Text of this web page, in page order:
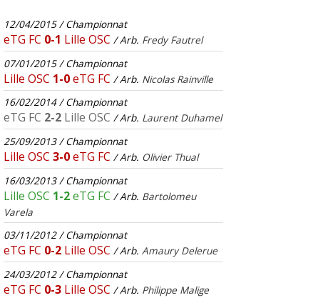
12/04/2015 / Championnat
eTG FC 0-1 Lille OSC/ Arb. Fredy Fautrel
07/01/2015 / Championnat
Lille OSC 1-0eTG FC/ Arb. Nicolas Rainville
16/02/2014 / Championnat
eTG FC 2-2 Lille OSC/ Arb. Laurent Duhamel
25/09/2013 / Championnat
Lille OSC3-0eTG FC/ Arb. Olivier Thual
16/03/2013 / Championnat
Lille OSC 1-2eTG FC/ Arb. Bartolomeu
Varela
03/11/2012 / Championnat
eTG FC 0-2 Lille OSC/ Arb.Amaury Delerue
24/03/2012 / Championnat
eTG FC 0-3 Lille OSC/ Arb. Philippe Malige